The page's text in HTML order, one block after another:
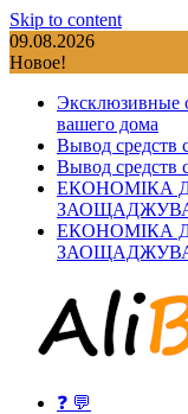
Skip to content
09.08.2026
Новое!
Эксклюзивные
вашего дома
Вывод средств
Вывод средств
ЕКОНОМІКА
ЕКОНОМІКА
❓ 💬